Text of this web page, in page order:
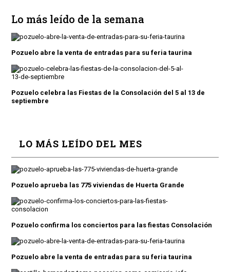
Lo más leído de la semana
Pozuelo abre la venta de entradas para su feria taurina
Pozuelo celebra las Fiestas de la Consolación del 5 al 13 de
septiembre
LO MÁS LEÍDO DEL MES
Pozuelo aprueba las 775 viviendas de Huerta Grande
Pozuelo confirma los conciertos para las fiestas Consolación
Pozuelo abre la venta de entradas para su feria taurina